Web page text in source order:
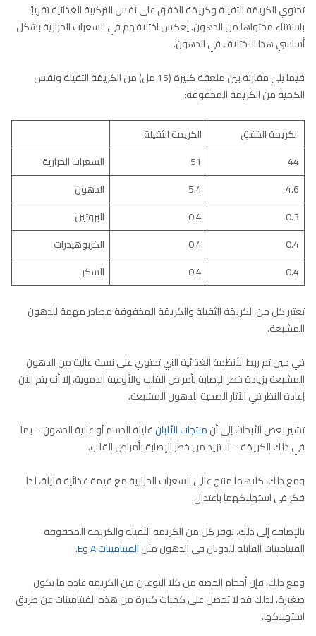
تحتوي الكريمَة الثقيلة وكريمَة الخفق على نفس التركيبة الغذائية تقريبًا
باستثناء محتواها من الدهون. يعكس اختلافهم في السعرات الحرارية بشكل
أساسي هذا الاختلاف في الدهون.
فيما يلي مقارنة بين ملعقة كبيرة (15 مل) من الكريمَة الثقيلة ونفس
الكمية من الكريمَة المخفوقة:
الكريمة الخفق
الكريمة الثقيلة
44
51
السعرات الحرارية
4.6
5.4
الدهون
0.3
0.4
البروتين
0.4
0.4
الكربوهيدرات
0.4
0.4 السكر
تعتبر كل من الكريمَة الثقيلة والكريمَة المخفوقة مصادر مهمة للدهون
المشبعة.
في حين تم ربط الأنظمة الغذائية التي تحتوي على نسبة عالية من الدهون
المشبعة بزيادة خطر الإصابة بأمراض القلب والأوعية الدموية، إلا أنه يتم الآن
إعادة النظر في الآثار الصحية للدهون المشبعة.
تشير بعض الأبحاث إلى أنمنتجات الألبانقليلة الدسم أو عالية الدهون – بما
في ذلك الكريمَة – لا تزيد من خطر الإصابة بأمراض القلب.
ومع ذلك، كلاهما منتج عالي السعرات الحرارية مع قيمة غذائية قليلة، لذا
فكر في استهلاكهما باعتدال.
بالإضافة إلى ذلك، توفر كل من الكريمَة الثقيلة والكريمَة المخفوقة
الفيتامينات القابلة للذوبان في الدهون مثلالفيتامينات A وE
.
ومع ذلك، فإن أحجام الحصة من كلا النوعين من الكريمَة عادة ما تكون
صغيرة. لذلك قد لا تحصل على كميات كبيرة من هذه الفيتامينات عن طريق
استهلاكها.